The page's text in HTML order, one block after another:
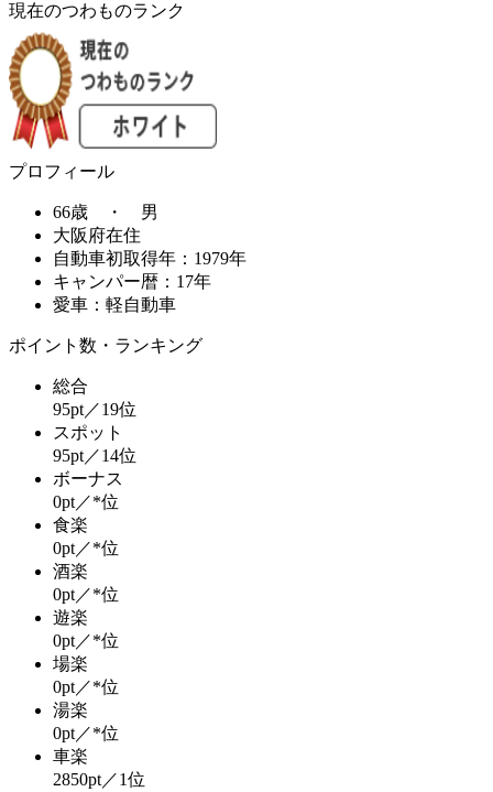
現在のつわものランク
プロフィール
66歳 ・ 男
大阪府在住
自動車初取得年：1979年
キャンパー暦：17年
愛車：軽自動車
ポイント数・ランキング
総合
95pt／19位
スポット
95pt／14位
ボーナス
0pt／*位
食楽
0pt／*位
酒楽
0pt／*位
遊楽
0pt／*位
場楽
0pt／*位
湯楽
0pt／*位
車楽
2850pt／1位